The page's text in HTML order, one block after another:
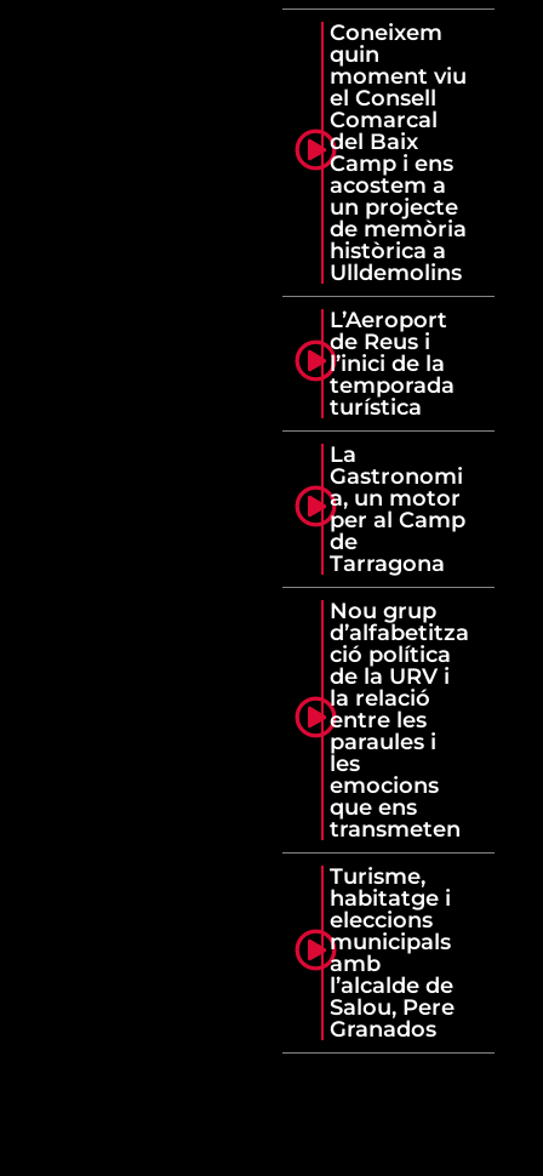
Coneixem
quin
moment viu
el Consell
Comarcal
del Baix
Camp i ens
acostem a
un projecte
de memòria
històrica a
Ulldemolins
L’Aeroport
de Reus i
l’inici de la
temporada
turística
La
Gastronomi
a, un motor
per al Camp
de
Tarragona
Nou grup
d’alfabetitza
ció política
de la URV i
la relació
entre les
paraules i
les
emocions
que ens
transmeten
Turisme,
habitatge i
eleccions
municipals
amb
l’alcalde de
Salou, Pere
Granados